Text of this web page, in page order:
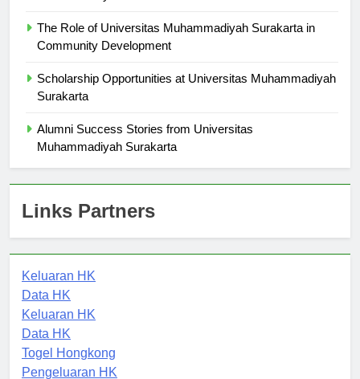
The Role of Universitas Muhammadiyah Surakarta in
Scholarship Opportunities at Universitas Muhammadiyah
Alumni Success Stories from Universitas
Keluaran HK
Data HK
Keluaran HK
Data HK
Togel Hongkong